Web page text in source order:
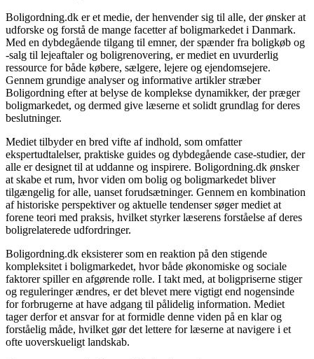
Boligordning.dk er et medie, der henvender sig til alle, der ønsker at
udforske og forstå de mange facetter af boligmarkedet i Danmark.
Med en dybdegående tilgang til emner, der spænder fra boligkøb og
-salg til lejeaftaler og boligrenovering, er mediet en uvurderlig
ressource for både købere, sælgere, lejere og ejendomsejere.
Gennem grundige analyser og informative artikler stræber
Boligordning efter at belyse de komplekse dynamikker, der præger
boligmarkedet, og dermed give læserne et solidt grundlag for deres
beslutninger.
Mediet tilbyder en bred vifte af indhold, som omfatter
ekspertudtalelser, praktiske guides og dybdegående case-studier, der
alle er designet til at uddanne og inspirere. Boligordning.dk ønsker
at skabe et rum, hvor viden om bolig og boligmarkedet bliver
tilgængelig for alle, uanset forudsætninger. Gennem en kombination
af historiske perspektiver og aktuelle tendenser søger mediet at
forene teori med praksis, hvilket styrker læserens forståelse af deres
boligrelaterede udfordringer.
Boligordning.dk eksisterer som en reaktion på den stigende
kompleksitet i boligmarkedet, hvor både økonomiske og sociale
faktorer spiller en afgørende rolle. I takt med, at boligpriserne stiger
og reguleringer ændres, er det blevet mere vigtigt end nogensinde
for forbrugerne at have adgang til pålidelig information. Mediet
tager derfor et ansvar for at formidle denne viden på en klar og
forståelig måde, hvilket gør det lettere for læserne at navigere i et
ofte uoverskueligt landskab.